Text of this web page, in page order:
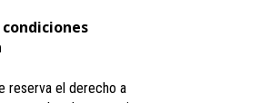
reserva el derecho a